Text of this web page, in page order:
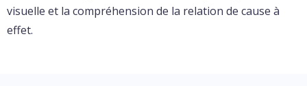
visuelle et la compréhension de la relation de cause à
effet.